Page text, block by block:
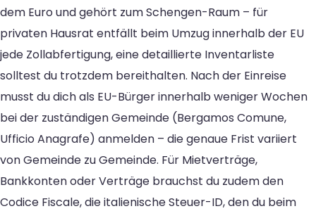
dem Euro und gehört zum Schengen-Raum – für
privaten Hausrat entfällt beim Umzug innerhalb der EU
jede Zollabfertigung, eine detaillierte Inventarliste
solltest du trotzdem bereithalten. Nach der Einreise
musst du dich als EU-Bürger innerhalb weniger Wochen
bei der zuständigen Gemeinde (Bergamos Comune,
Ufficio Anagrafe) anmelden – die genaue Frist variiert
von Gemeinde zu Gemeinde. Für Mietverträge,
Bankkonten oder Verträge brauchst du zudem den
Codice Fiscale, die italienische Steuer-ID, den du beim